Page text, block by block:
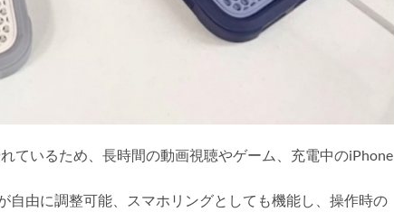
ているため、長時間の動画視聴やゲーム、充電中のiPhone
自由に調整可能、スマホリングとしても機能し、操作時の